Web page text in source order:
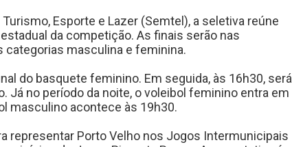
Esporte e Lazer (Semtel), a seletiva reúne
da competição. As finais serão nas
categorias masculina e feminina.
do basquete feminino. Em seguida, às 16h30, será
Já no período da noite, o voleibol feminino entra em
masculino acontece às 19h30.
representar Porto Velho nos Jogos Intermunicipais